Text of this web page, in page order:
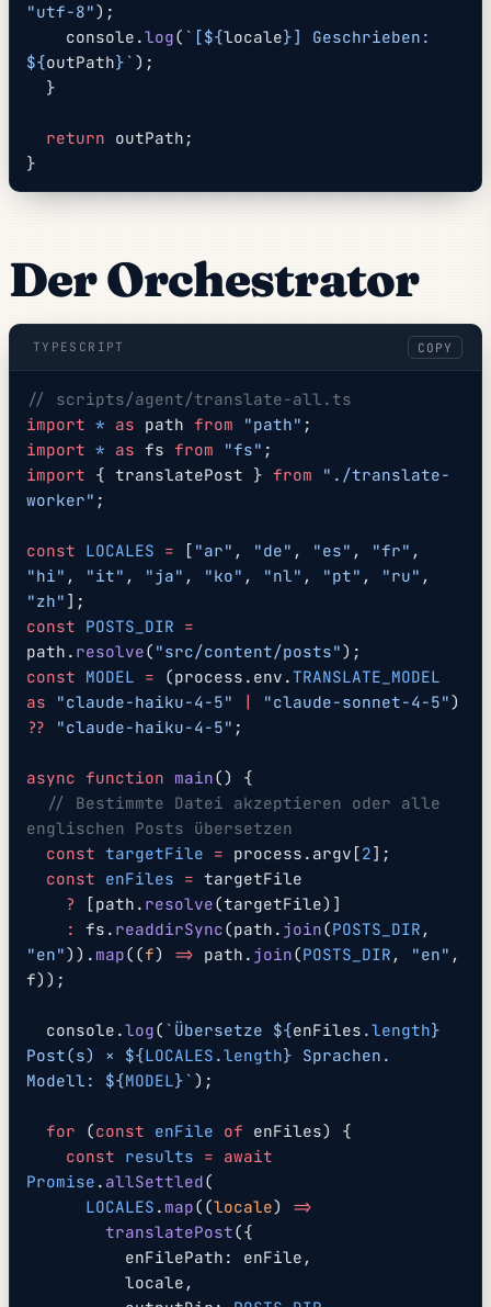
"utf-8");
    console.
log( `[${locale}] Geschrieben:
${outPath}` );
  }
  return
outPath;
}
Der Orchestrator
TYPESCRIPT COPY
// scripts/agent/translate-all.ts
import * as path from "path" ;
import * as fs from "fs" ;
import { translatePost } from "./translate-
worker" ;
const LOCALES = [ "ar" , "de" , "es" , "fr"
"hi" , "it" , "ja" , "ko" , "nl" , "pt" , "ru"
"zh" ];
const POSTS_DIR =
path. resolve( "src/content/posts");
const MODEL = (process.env.TRANSLATE_MODEL
as "claude-haiku-4-5" | "claude-sonnet-4-5"
??
"claude-haiku-4-5" ;
async function main() {
englischen Posts übersetzen
  const
targetFile = process.argv[2];
  const
enFiles = targetFile
    ?
[path. resolve(targetFile)]
    :
fs. readdirSync(path. join(POSTS_DIR
"en")). map((f) => path. join(POSTS_DIR , "en" ,
f));
  console.
log( `Übersetze ${enFiles .length}
Post(s) × ${LOCALES .length} Sprachen.
Modell: ${MODEL}` );
  for
(const enFile of enFiles) {
    const
results = await
Promise . allSettled(
      LOCALES
. map((locale) =>
        translatePost
({
          enFilePath: enFile,
          locale,